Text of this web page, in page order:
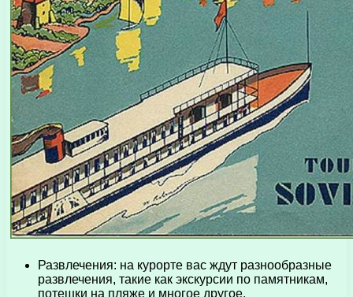
Развлечения: на курорте вас ждут разнообразные
развлечения, такие как экскурсии по памятникам,
потешки на пляже и многое другое.